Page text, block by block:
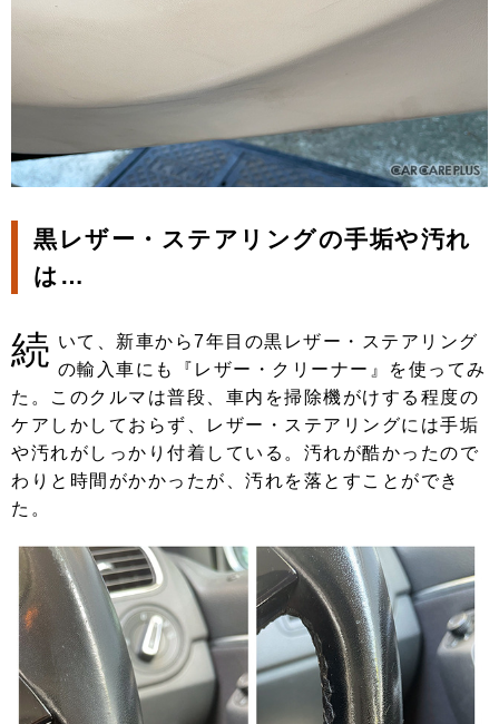
黒レザー・ステアリングの手垢や汚れ
は…
続 いて、新車から7年目の黒レザー・ステアリング
の輸入車にも『レザー・クリーナー』を使ってみ
た。このクルマは普段、車内を掃除機がけする程度の
ケアしかしておらず、レザー・ステアリングには手垢
や汚れがしっかり付着している。汚れが酷かったので
わりと時間がかかったが、汚れを落とすことができ
た。